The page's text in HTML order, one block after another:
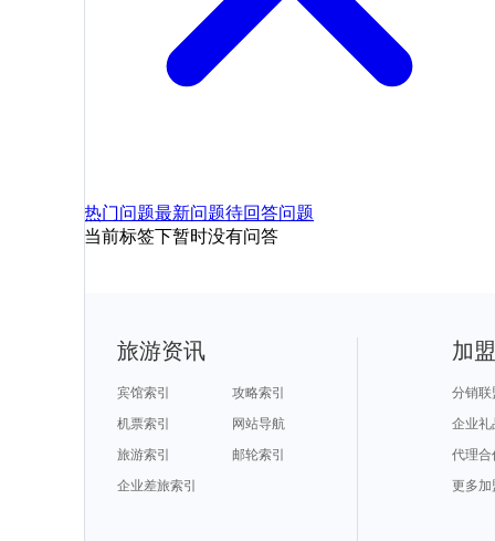
热门问题最新问题待回答问题
当前标签下暂时没有问答
旅游资讯
宾馆索引
攻略索引
机票索引
网站导航
旅游索引
邮轮索引
企业差旅索引
加
分销联
企业礼
代理合
更多加